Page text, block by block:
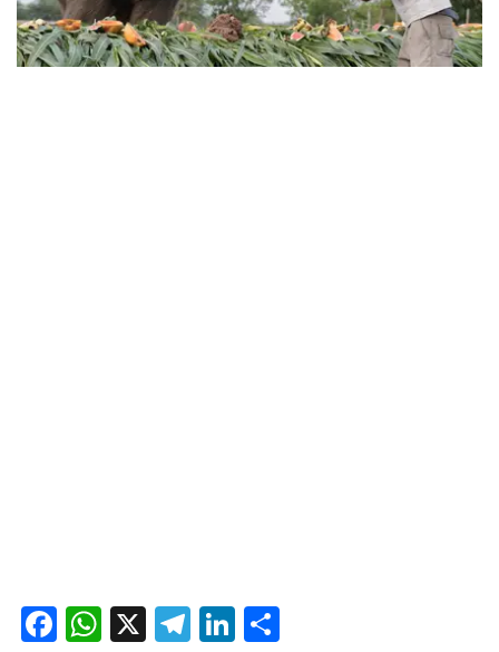
Facebook
WhatsApp
X Telegram
LinkedIn